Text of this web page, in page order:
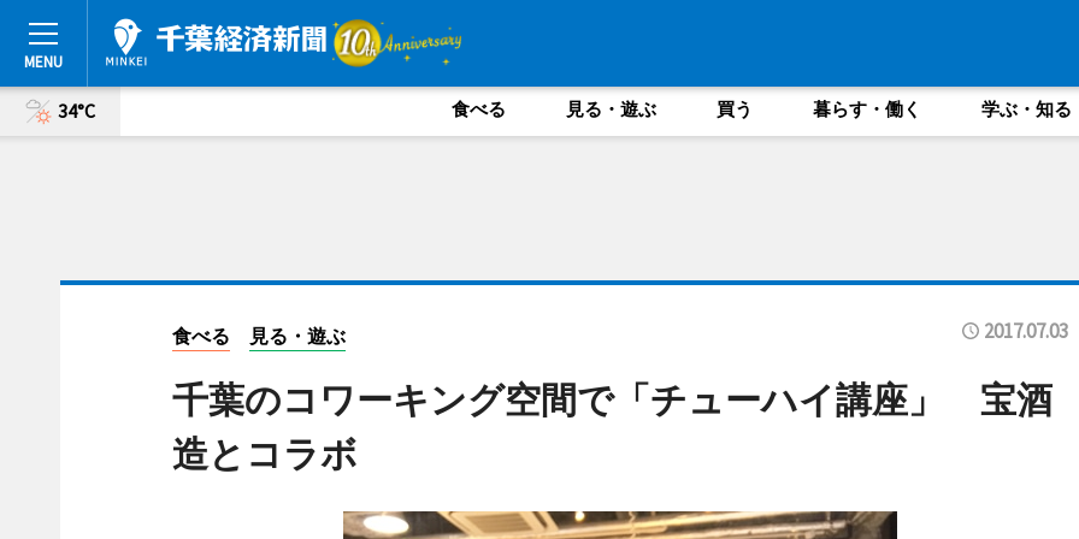
34°C 食べる 見る・遊ぶ 買う 暮らす・働く 学ぶ・知る
食べる 見る・遊ぶ 2017.07.03
千葉のコワーキング空間で「チューハイ講座」 宝酒
造とコラボ